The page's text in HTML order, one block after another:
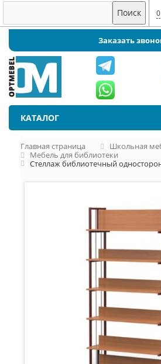
Поиск 0
Заказать
КАТАЛОГ
Главная страница
Школьная
Мебель для библиотеки
Стеллаж библиотечный